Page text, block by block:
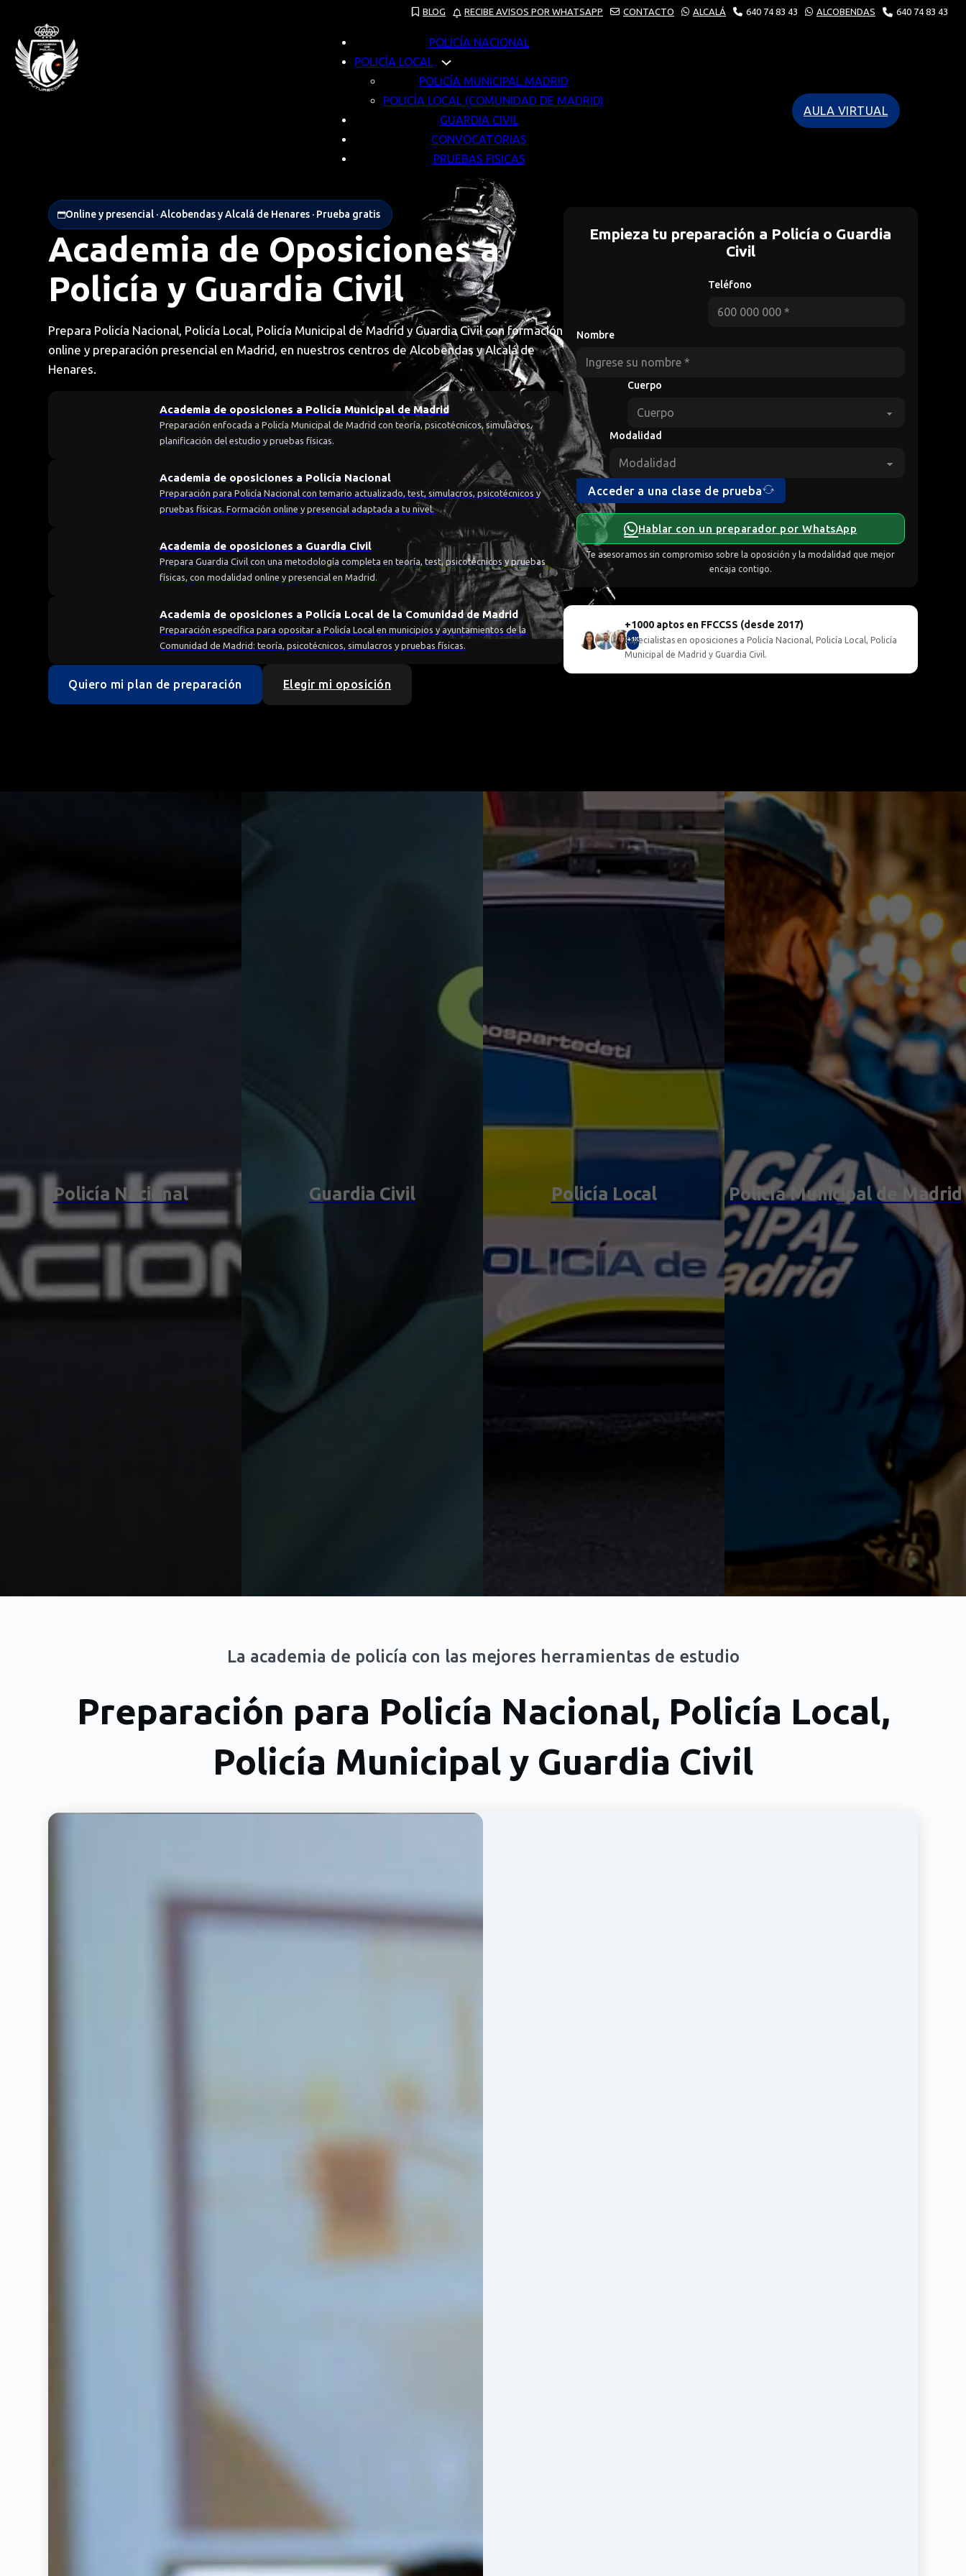
BLOG RECIBE AVISOS POR WHATSAPP CONTACTO ALCALÁ 640 74 83 43 ALCOBENDAS 640 74 83 43
POLICÍA NACIONAL
POLICÍA LOCAL
POLICÍA MUNICIPAL MADRID
POLICÍA LOCAL (COMUNIDAD DE MADRID)
GUARDIA CIVIL
CONVOCATORIAS
PRUEBAS FISICAS
AULA VIRTUAL
Online y presencial · Alcobendas y Alcalá de Henares · Prueba gratis
Academia de Oposiciones a
Policía y Guardia Civil
Prepara Policía Nacional, Policía Local, Policía Municipal de Madrid y Guardia Civil con formación
online y preparación presencial en Madrid, en nuestros centros de Alcobendas y Alcalá de
Henares.
Academia de oposiciones a Policía Municipal de Madrid
Preparación enfocada a Policía Municipal de Madrid con teoría, psicotécnicos, simulacros,
planificación del estudio y pruebas físicas.
Academia de oposiciones a Policía Nacional
Preparación para Policía Nacional con temario actualizado, test, simulacros, psicotécnicos y
pruebas físicas. Formación online y presencial adaptada a tu nivel.
Academia de oposiciones a Guardia Civil
Prepara Guardia Civil con una metodología completa en teoría, test, psicotécnicos y pruebas
físicas, con modalidad online y presencial en Madrid.
Academia de oposiciones a Policía Local de la Comunidad de Madrid
Preparación específica para opositar a Policía Local en municipios y ayuntamientos de la
Comunidad de Madrid: teoría, psicotécnicos, simulacros y pruebas físicas.
Quiero mi plan de preparación Elegir mi oposición
Empieza tu preparación a Policía o Guardia
Civil
Teléfono
Nombre
Cuerpo
Modalidad
Acceder a una clase de prueba
Hablar con un preparador por WhatsApp
Te asesoramos sin compromiso sobre la oposición y la modalidad que mejor
encaja contigo.
+1K
+1000 aptos en FFCCSS (desde 2017)
Especialistas en oposiciones a Policía Nacional, Policía Local, Policía
Municipal de Madrid y Guardia Civil.
Policía Nacional Guardia Civil Policía Local Policía Municipal de Madrid
La academia de policía con las mejores herramientas de estudio
Preparación para Policía Nacional, Policía Local,
Policía Municipal y Guardia Civil